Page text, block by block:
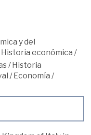
y del
Historia económica /
/Historia
/Economía /